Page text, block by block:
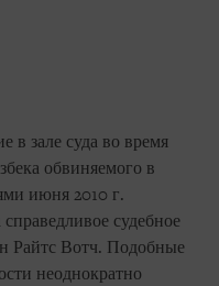
в зале суда во время
обвиняемого в
июня 2010 г.
судебное
Райтс Вотч. Подобные
неоднократно